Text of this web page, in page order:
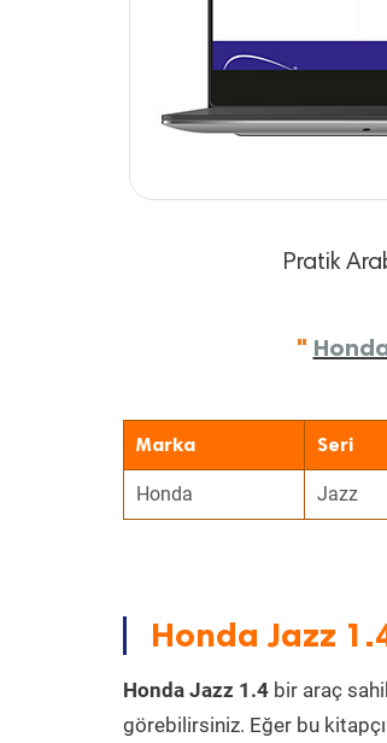
Pratik
"
Marka Seri
Honda Jazz
Honda Jazz
Honda Jazz 1.4 bir araç
görebilirsiniz. Eğer bu